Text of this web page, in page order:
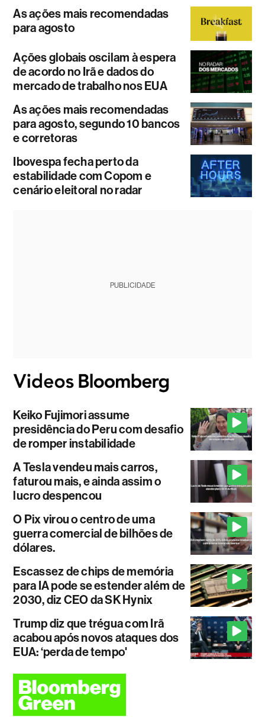
As ações mais recomendadas
para agosto
Ações globais oscilam à espera
de acordo no Irã e dados do
mercado de trabalho nos EUA
As ações mais recomendadas
para agosto, segundo 10 bancos
e corretoras
Ibovespa fecha perto da
estabilidade com Copom e
cenário eleitoral no radar
PUBLICIDADE
Keiko Fujimori assume
presidência do Peru com desafio
de romper instabilidade
A Tesla vendeu mais carros,
faturou mais, e ainda assim o
lucro despencou
O Pix virou o centro de uma
guerra comercial de bilhões de
dólares.
Escassez de chips de memória
para IA pode se estender além de
2030, diz CEO da SK Hynix
Trump diz que trégua com Irã
acabou após novos ataques dos
EUA: ‘perda de tempo'